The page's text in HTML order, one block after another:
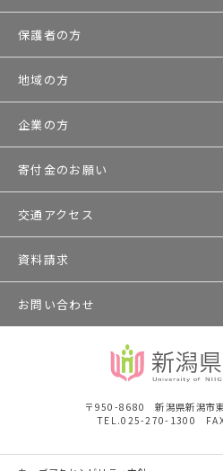
保護者の方
地域の方
企業の方
寄付金のお願い
交通アクセス
資料請求
お問い合わせ
〒950-8680 新潟県新潟市
TEL.025-270-1300